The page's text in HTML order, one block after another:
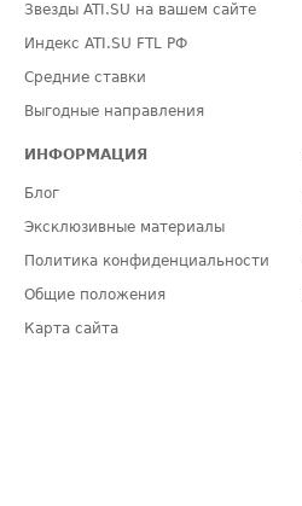
Звезды ATI.SU на вашем сайте
Индекс ATI.SU FTL РФ
Средние ставки
Выгодные направления
ИНФОРМАЦИЯ
Блог
Эксклюзивные материалы
Политика конфиденциальности
Общие положения
Карта сайта